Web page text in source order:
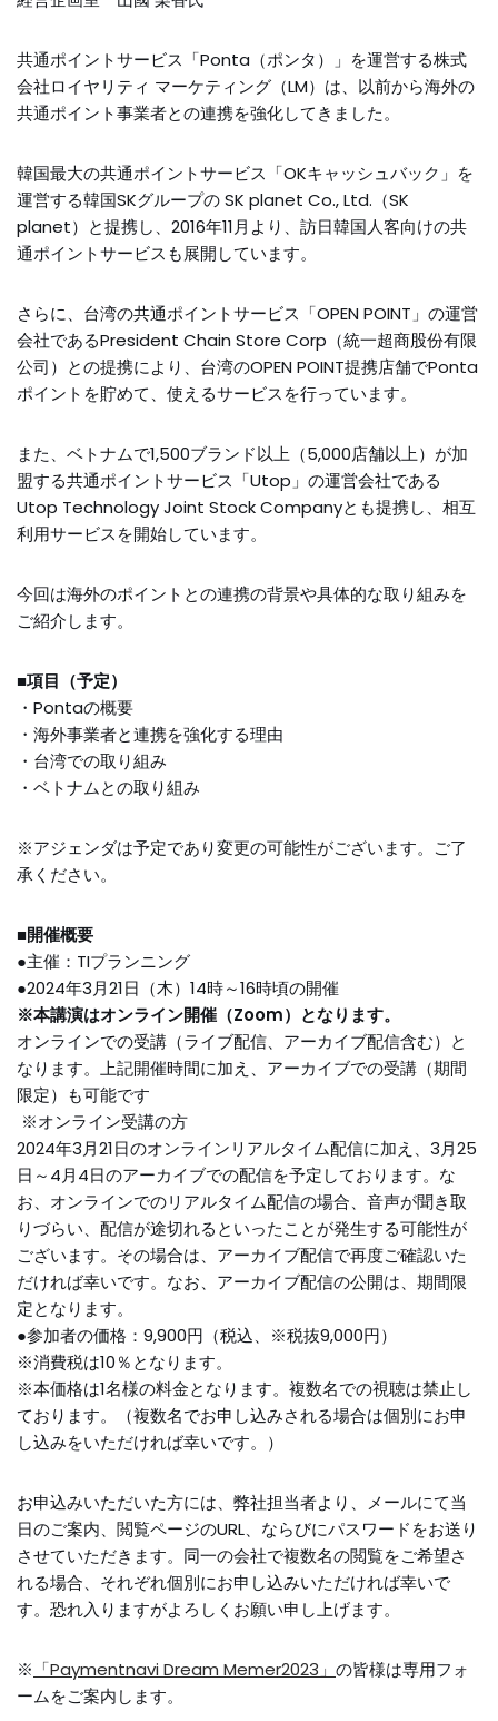
共通ポイントサービス「Ponta（ポンタ）」を運営する株式
会社ロイヤリティ マーケティング（LM）は、以前から海外の
共通ポイント事業者との連携を強化してきました。
韓国最大の共通ポイントサービス「OKキャッシュバック」を
運営する韓国SKグループの SK planet Co., Ltd.（SK
planet）と提携し、2016年11月より、訪日韓国人客向けの共
通ポイントサービスも展開しています。
さらに、台湾の共通ポイントサービス「OPEN POINT」の運営
会社であるPresident Chain Store Corp（統一超商股份有限
公司）との提携により、台湾のOPEN POINT提携店舗でPonta
ポイントを貯めて、使えるサービスを行っています。
また、ベトナムで1,500ブランド以上（5,000店舗以上）が加
盟する共通ポイントサービス「Utop」の運営会社である
Utop Technology Joint Stock Companyとも提携し、相互
利用サービスを開始しています。
今回は海外のポイントとの連携の背景や具体的な取り組みを
ご紹介します。
■項目（予定）
・Pontaの概要
・海外事業者と連携を強化する理由
・台湾での取り組み
・ベトナムとの取り組み
※アジェンダは予定であり変更の可能性がございます。ご了
承ください。
■開催概要
●主催：TIプランニング
●2024年3月21日（木）14時～16時頃の開催
※本講演はオンライン開催（Zoom）となります。
オンラインでの受講（ライブ配信、アーカイブ配信含む）と
なります。上記開催時間に加え、アーカイブでの受講（期間
限定）も可能です
※オンライン受講の方
2024年3月21日のオンラインリアルタイム配信に加え、3月25
日～4月4日のアーカイブでの配信を予定しております。な
お、オンラインでのリアルタイム配信の場合、音声が聞き取
りづらい、配信が途切れるといったことが発生する可能性が
ございます。その場合は、アーカイブ配信で再度ご確認いた
だければ幸いです。なお、アーカイブ配信の公開は、期間限
定となります。
●参加者の価格：9,900円（税込、※税抜9,000円）
※消費税は10％となります。
※本価格は1名様の料金となります。複数名での視聴は禁止し
ております。（複数名でお申し込みされる場合は個別にお申
し込みをいただければ幸いです。）
お申込みいただいた方には、弊社担当者より、メールにて当
日のご案内、閲覧ページのURL、ならびにパスワードをお送り
させていただきます。同一の会社で複数名の閲覧をご希望さ
れる場合、それぞれ個別にお申し込みいただければ幸いで
す。恐れ入りますがよろしくお願い申し上げます。
※ 「Paymentnavi Dream Memer2023」 の皆様は専用フォ
ームをご案内します。